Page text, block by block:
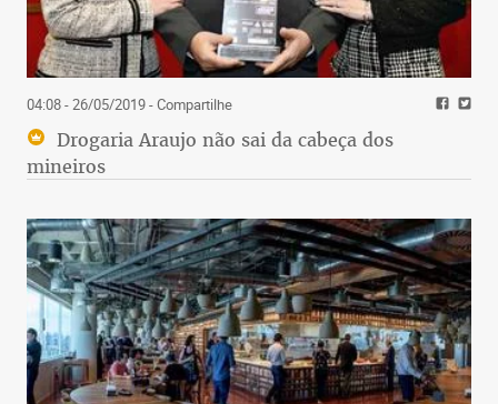
04:08 - 26/05/2019- Compartilhe
Drogaria Araujo não sai da cabeça dos
mineiros